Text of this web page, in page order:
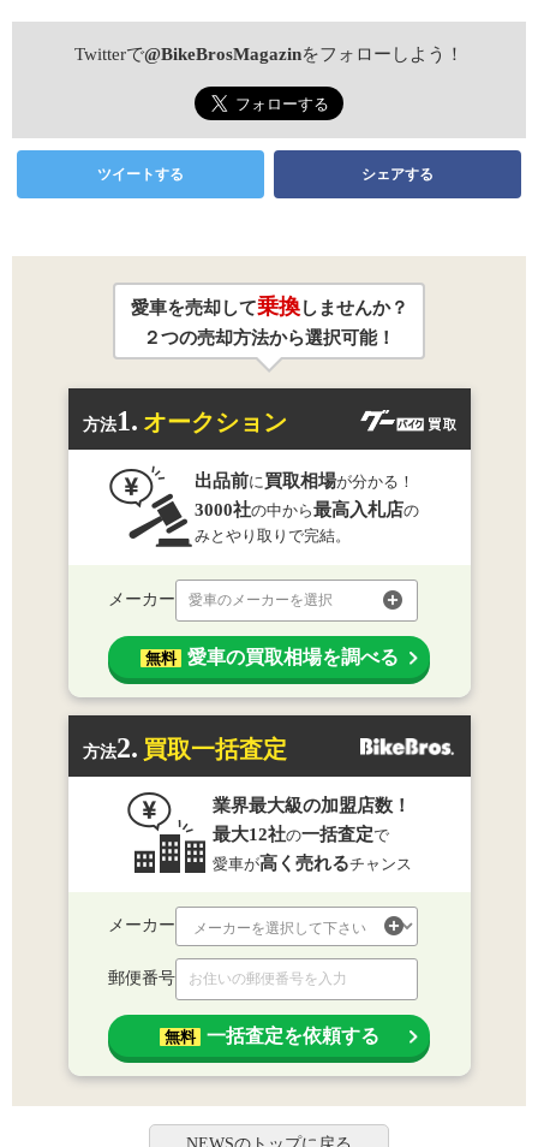
Twitterで@BikeBrosMagazinをフォローしよう！
ツイートする シェアする
愛車を売却して乗換しませんか？
２つの売却方法から選択可能！
方法1. オークション
出品前に 買取相場が分かる！
3000社の中から最高入札店の
みとやり取りで完結。
メーカー 愛車のメーカーを選択
無料 愛車の買取相場を調べる
方法2. 買取一括査定
業界最大級の加盟店数！
最大12社の一括査定で
愛車が高く売れるチャンス
メーカー
郵便番号
無料 一括査定を依頼する